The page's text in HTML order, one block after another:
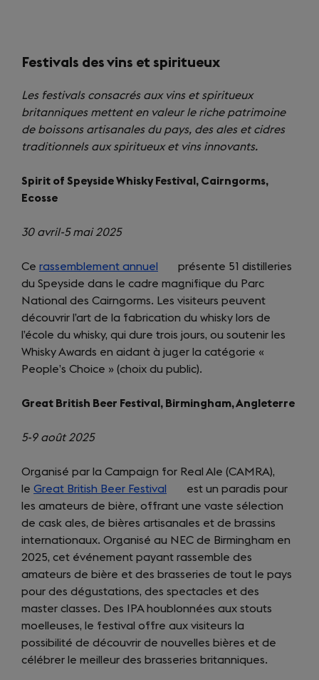
Festivals des vins et spiritueux
Les festivals consacrés aux vins et spiritueux
britanniques mettent en valeur le riche patrimoine
de boissons artisanales du pays, des ales et cidres
traditionnels aux spiritueux et vins innovants.
Spirit of Speyside Whisky Festival, Cairngorms,
Ecosse
30 avril-5 mai 2025
Ce rassemblement annuel
(opens
in
a
new
tab)
présente 51 distilleries
du Speyside dans le cadre magnifique du Parc
National des Cairngorms. Les visiteurs peuvent
découvrir l’art de la fabrication du whisky lors de
l’école du whisky, qui dure trois jours, ou soutenir les
Whisky Awards en aidant à juger la catégorie «
People’s Choice » (choix du public).
Great British Beer Festival, Birmingham, Angleterre
5-9 août 2025
Organisé par la Campaign for Real Ale (CAMRA),
le Great British Beer Festival
(opens
in
a
new
tab)
est un paradis pour
les amateurs de bière, offrant une vaste sélection
de cask ales, de bières artisanales et de brassins
internationaux. Organisé au NEC de Birmingham en
2025, cet événement payant rassemble des
amateurs de bière et des brasseries de tout le pays
pour des dégustations, des spectacles et des
master classes. Des IPA houblonnées aux stouts
moelleuses, le festival offre aux visiteurs la
possibilité de découvrir de nouvelles bières et de
célébrer le meilleur des brasseries britanniques.